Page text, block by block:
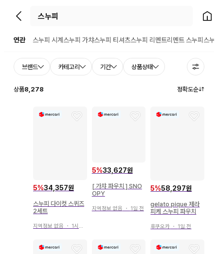
뒤로가기 홈으
연관 스누피 시계 스누피 가챠스누피 티셔츠스누피 리멘트리멘트 스누피 스누
브랜드 카테고리 기간 상품상태
상품8,278 정확도순
5%34,357원
스누피 다이컷 스퀴즈
2세트
지역정보 없음 ・ 1시간 전
5%33,627원
[ 가챠 파우치 ] SNO
OPY
지역정보 없음 ・ 1일 전
5%58,297원
gelato pique 제라
피케 스누피 파우치
후쿠오카 ・ 1일 전